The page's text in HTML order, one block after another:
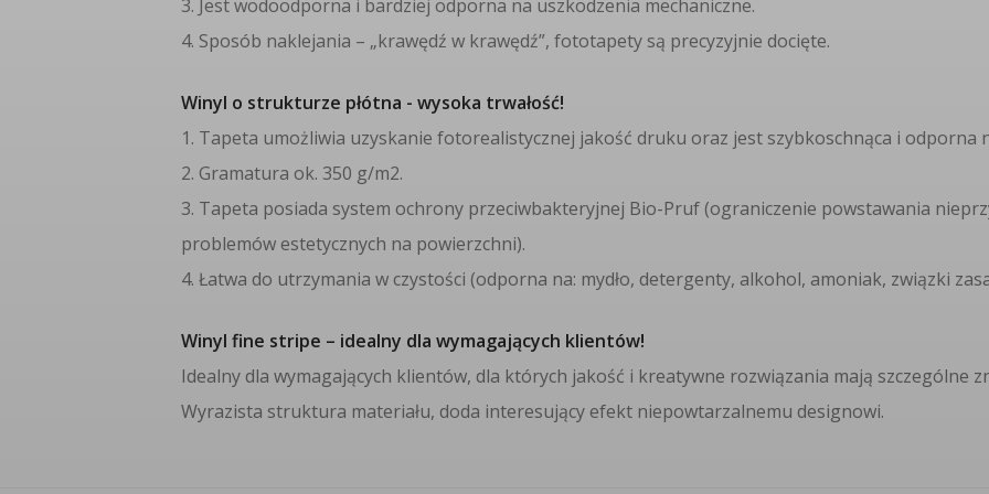
3. Jest wodoodporna i bardziej odporna na uszkodzenia mechaniczne.
4. Sposób naklejania – „krawędź w krawędź”, fototapety są precyzyjnie docięte.
Winyl o strukturze płótna - wysoka trwałość!
1. Tapeta umożliwia uzyskanie fotorealistycznej jakość druku oraz jest szybkoschnąca i odporna
2. Gramatura ok. 350 g/m2.
3. Tapeta posiada system ochrony przeciwbakteryjnej Bio-Pruf (ograniczenie powstawania
problemów estetycznych na powierzchni).
4. Łatwa do utrzymania w czystości (odporna na: mydło, detergenty, alkohol, amoniak, związki
Winyl fine stripe – idealny dla wymagających klientów!
Idealny dla wymagających klientów, dla których jakość i kreatywne rozwiązania mają szczególne
Wyrazista struktura materiału, doda interesujący efekt niepowtarzalnemu designowi.